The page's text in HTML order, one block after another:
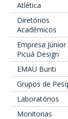
Atlética
Diretórios
Acadêmicos
Empresa Júnior
Picuá Design
EMAU Buriti
Grupos de
Laboratórios
Monitorias